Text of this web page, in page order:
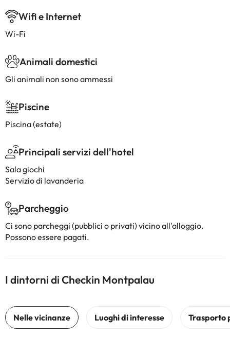
Wifi e Internet
Wi-Fi
Animali domestici
Gli animali non sono ammessi
Piscine
Piscina (estate)
Principali servizi dell'hotel
Sala giochi
Servizio di lavanderia
Parcheggio
Ci sono parcheggi (pubblici o privati) vicino all'alloggio.
Possono essere pagati.
I dintorni di Checkin Montpalau